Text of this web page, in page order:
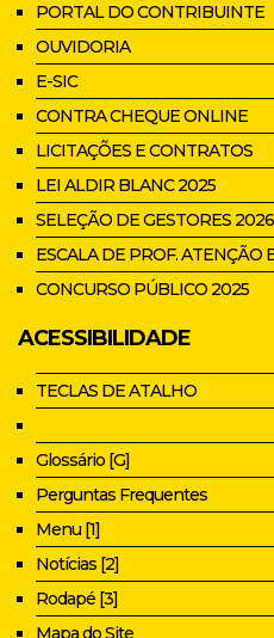
PORTAL DO CONTRIBUINTE
OUVIDORIA
E-SIC
CONTRA CHEQUE ONLINE
LICITAÇÕES E CONTRATOS
LEI ALDIR BLANC 2025
SELEÇÃO DE GESTORES 2026
ESCALA DE PROF. ATENÇÃO
CONCURSO PÚBLICO 2025
ACESSIBILIDADE
TECLAS DE ATALHO
Glossário [G]
Perguntas Frequentes
Menu [1]
Notícias [2]
Rodapé [3]
Mapa do Site